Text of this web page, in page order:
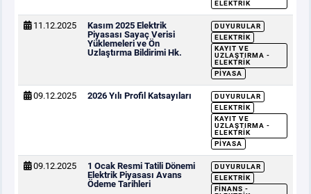
ELEKTRIK
11.12.2025
Kasım 2025 Elektrik
Piyasası Sayaç Verisi
Yüklemeleri ve Ön
Uzlaştırma Bildirimi Hk.
DUYURULAR
ELEKTRIK
KAYIT VE
UZLAŞTIRMA -
ELEKTRIK
PIYASA
09.12.2025 2026 Yılı Profil Katsayıları
DUYURULAR
ELEKTRIK
KAYIT VE
UZLAŞTIRMA -
ELEKTRIK
PIYASA
09.12.2025
1 Ocak Resmi Tatili Dönemi
Elektrik Piyasası Avans
Ödeme Tarihleri
DUYURULAR
ELEKTRIK
FINANS -